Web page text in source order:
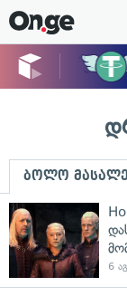
ბოლო
6